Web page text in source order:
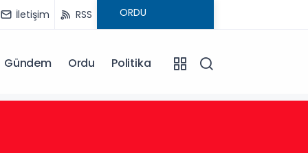
İletişim RSS
Gündem Ordu Politika